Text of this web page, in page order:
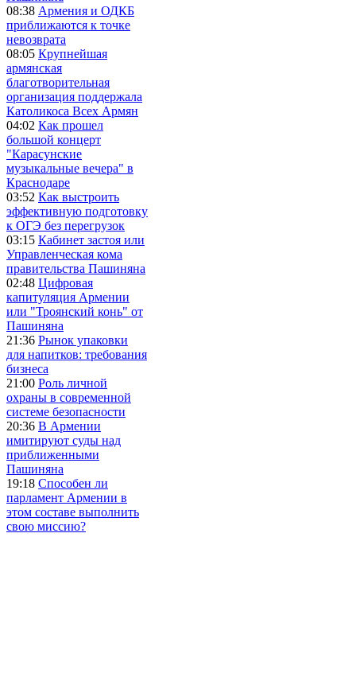
08:38 Армения и ОДКБ
приближаются к точке
невозврата
08:05 Крупнейшая
армянская
благотворительная
организация поддержала
Католикоса Всех Армян
04:02 Как прошел
большой концерт
"Карасунские
музыкальные вечера" в
Краснодаре
03:52 Как выстроить
эффективную подготовку
к ОГЭ без перегрузок
03:15 Кабинет застоя или
Управленческая кома
правительства Пашиняна
02:48 Цифровая
капитуляция Армении
или "Троянский конь" от
Пашиняна
21:36 Рынок упаковки
для напитков: требования
бизнеса
21:00 Роль личной
охраны в современной
системе безопасности
20:36 В Армении
имитируют суды над
приближенными
Пашиняна
19:18 Способен ли
парламент Армении в
этом составе выполнить
свою миссию?